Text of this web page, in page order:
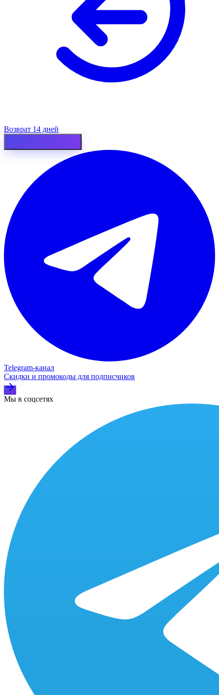
Возврат 14 дней
Telegram‑канал
Скидки и промокоды для подписчиков
Мы в соцсетях